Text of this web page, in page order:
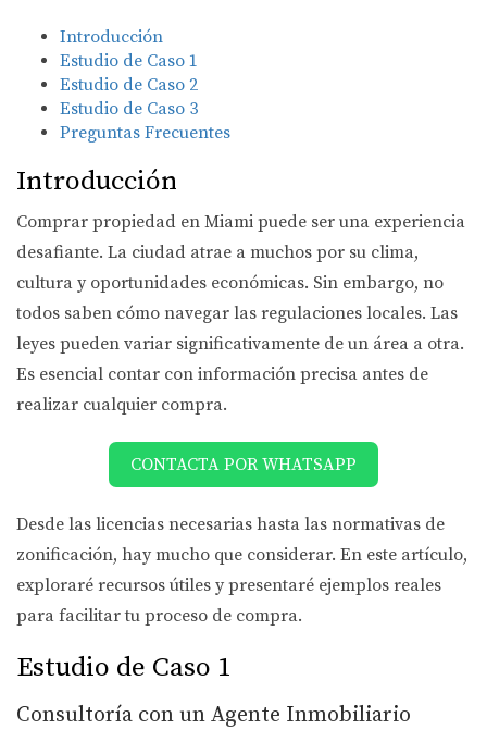
Introducción
Estudio de Caso 1
Estudio de Caso 2
Estudio de Caso 3
Preguntas Frecuentes
Introducción
Comprar propiedad en Miami puede ser una experiencia
desafiante. La ciudad atrae a muchos por su clima,
cultura y oportunidades económicas. Sin embargo, no
todos saben cómo navegar las regulaciones locales. Las
leyes pueden variar significativamente de un área a otra.
Es esencial contar con información precisa antes de
realizar cualquier compra.
CONTACTA POR WHATSAPP
Desde las licencias necesarias hasta las normativas de
zonificación, hay mucho que considerar. En este artículo,
exploraré recursos útiles y presentaré ejemplos reales
para facilitar tu proceso de compra.
Estudio de Caso 1
Consultoría con un Agente Inmobiliario